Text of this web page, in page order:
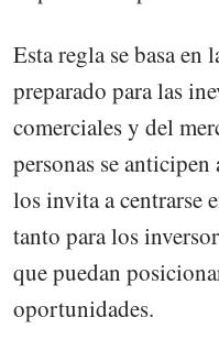
Esta regla se basa en
preparado para las
comerciales y del
personas se
los invita a centrarse
tanto para los
que puedan
oportunidades.